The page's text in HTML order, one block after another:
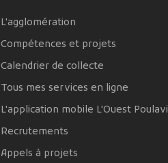
L'agglomération
Compétences et projets
Calendrier de collecte
Tous mes services en ligne
L'application mobile L'Ouest Poulavi
Recrutements
Appels à projets